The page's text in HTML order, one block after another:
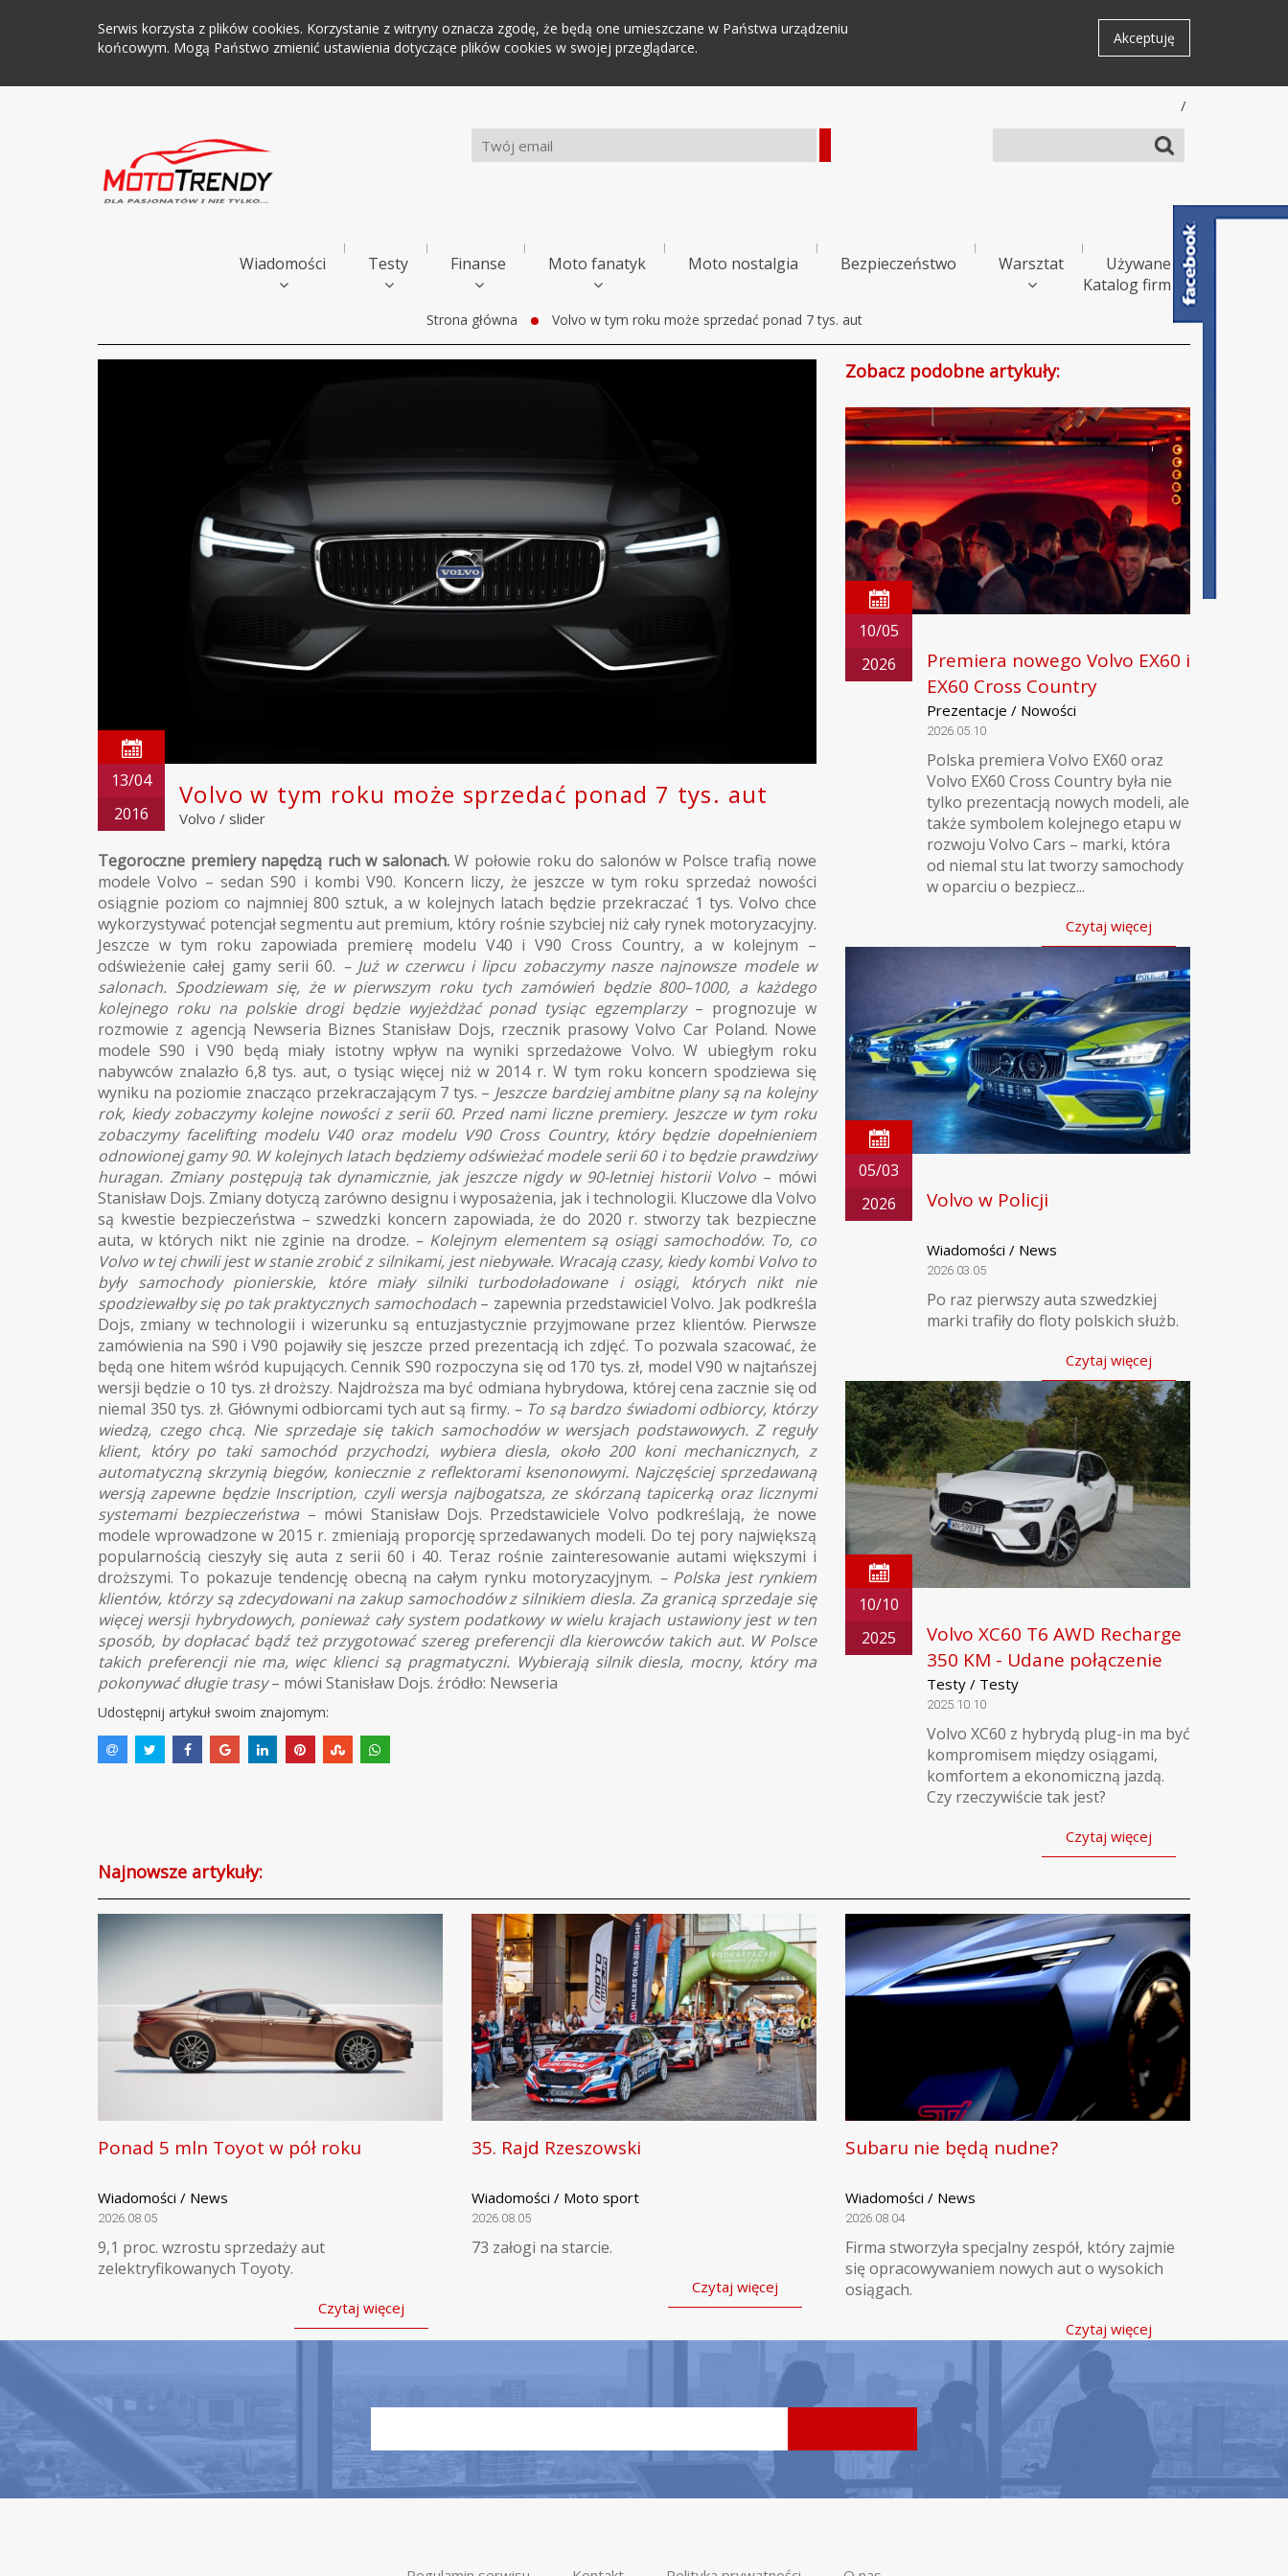
Serwis korzysta z plików cookies. Korzystanie z witryny oznacza zgodę, że będą one umieszczane w Państwa urządzeniu
końcowym. Mogą Państwo zmienić ustawienia dotyczące plików cookies w swojej przeglądarce.
Akceptuję
/
Wiadomości Testy Finanse Moto fanatyk Moto nostalgia Bezpieczeństwo Warsztat
Używane
Katalog firm
Strona główna Volvo w tym roku może sprzedać ponad 7 tys. aut
13/04
2016
Volvo w tym roku może sprzedać ponad 7 tys. aut
Volvo / slider
Tegoroczne premiery napędzą ruch w salonach.W połowie roku do salonów w Polsce trafią nowe
modele Volvo – sedan S90 i kombi V90. Koncern liczy, że jeszcze w tym roku sprzedaż nowości
osiągnie poziom co najmniej 800 sztuk, a w kolejnych latach będzie przekraczać 1 tys. Volvo chce
wykorzystywać potencjał segmentu aut premium, który rośnie szybciej niż cały rynek motoryzacyjny.
Jeszcze w tym roku zapowiada premierę modelu V40 i V90 Cross Country, a w kolejnym –
odświeżenie całej gamy serii 60. – Już w czerwcu i lipcu zobaczymy nasze najnowsze modele w
salonach. Spodziewam się, że w pierwszym roku tych zamówień będzie 800–1000, a każdego
kolejnego roku na polskie drogi będzie wyjeżdżać ponad tysiąc egzemplarzy– prognozuje w
rozmowie z agencją Newseria Biznes Stanisław Dojs, rzecznik prasowy Volvo Car Poland. Nowe
modele S90 i V90 będą miały istotny wpływ na wyniki sprzedażowe Volvo. W ubiegłym roku
nabywców znalazło 6,8 tys. aut, o tysiąc więcej niż w 2014 r. W tym roku koncern spodziewa się
wyniku na poziomie znacząco przekraczającym 7 tys. – Jeszcze bardziej ambitne plany są na kolejny
rok, kiedy zobaczymy kolejne nowości z serii 60. Przed nami liczne premiery. Jeszcze w tym roku
zobaczymy facelifting modelu V40 oraz modelu V90 Cross Country, który będzie dopełnieniem
odnowionej gamy 90. W kolejnych latach będziemy odświeżać modele serii 60 i to będzie prawdziwy
huragan. Zmiany postępują tak dynamicznie, jak jeszcze nigdy w 90-letniej historii Volvo – mówi
Stanisław Dojs. Zmiany dotyczą zarówno designu i wyposażenia, jak i technologii. Kluczowe dla Volvo
są kwestie bezpieczeństwa – szwedzki koncern zapowiada, że do 2020 r. stworzy tak bezpieczne
auta, w których nikt nie zginie na drodze. – Kolejnym elementem są osiągi samochodów. To, co
Volvo w tej chwili jest w stanie zrobić z silnikami, jest niebywałe. Wracają czasy, kiedy kombi Volvo to
były samochody pionierskie, które miały silniki turbodoładowane i osiągi, których nikt nie
spodziewałby się po tak praktycznych samochodach– zapewnia przedstawiciel Volvo. Jak podkreśla
Dojs, zmiany w technologii i wizerunku są entuzjastycznie przyjmowane przez klientów. Pierwsze
zamówienia na S90 i V90 pojawiły się jeszcze przed prezentacją ich zdjęć. To pozwala szacować, że
będą one hitem wśród kupujących. Cennik S90 rozpoczyna się od 170 tys. zł, model V90 w najtańszej
wersji będzie o 10 tys. zł droższy. Najdroższa ma być odmiana hybrydowa, której cena zacznie się od
niemal 350 tys. zł. Głównymi odbiorcami tych aut są firmy. – To są bardzo świadomi odbiorcy, którzy
wiedzą, czego chcą. Nie sprzedaje się takich samochodów w wersjach podstawowych. Z reguły
klient, który po taki samochód przychodzi, wybiera diesla, około 200 koni mechanicznych, z
automatyczną skrzynią biegów, koniecznie z reflektorami ksenonowymi. Najczęściej sprzedawaną
wersją zapewne będzie Inscription, czyli wersja najbogatsza, ze skórzaną tapicerką oraz licznymi
systemami bezpieczeństwa – mówi Stanisław Dojs. Przedstawiciele Volvo podkreślają, że nowe
modele wprowadzone w 2015 r. zmieniają proporcję sprzedawanych modeli. Do tej pory największą
popularnością cieszyły się auta z serii 60 i 40. Teraz rośnie zainteresowanie autami większymi i
droższymi. To pokazuje tendencję obecną na całym rynku motoryzacyjnym. – Polska jest rynkiem
klientów, którzy są zdecydowani na zakup samochodów z silnikiem diesla. Za granicą sprzedaje się
więcej wersji hybrydowych, ponieważ cały system podatkowy w wielu krajach ustawiony jest w ten
sposób, by dopłacać bądź też przygotować szereg preferencji dla kierowców takich aut. W Polsce
takich preferencji nie ma, więc klienci są pragmatyczni. Wybierają silnik diesla, mocny, który ma
pokonywać długie trasy– mówi Stanisław Dojs. źródło: Newseria
Udostępnij artykuł swoim znajomym:
Zobacz podobne artykuły:
10/05
2026
Premiera nowego Volvo EX60 i
EX60 Cross Country
Prezentacje / Nowości
2026.05.10
Polska premiera Volvo EX60 oraz
Volvo EX60 Cross Country była nie
tylko prezentacją nowych modeli, ale
także symbolem kolejnego etapu w
rozwoju Volvo Cars – marki, która
od niemal stu lat tworzy samochody
w oparciu o bezpiecz...
Czytaj więcej
05/03
2026
Volvo w Policji
Wiadomości / News
2026.03.05
Po raz pierwszy auta szwedzkiej
marki trafiły do floty polskich służb.
Czytaj więcej
10/10
2025
Volvo XC60 T6 AWD Recharge
350 KM - Udane połączenie
Testy / Testy
2025.10.10
Volvo XC60 z hybrydą plug-in ma być
kompromisem między osiągami,
komfortem a ekonomiczną jazdą.
Czy rzeczywiście tak jest?
Czytaj więcej
Najnowsze artykuły:
Ponad 5 mln Toyot w pół roku
Wiadomości / News
2026.08.05
9,1 proc. wzrostu sprzedaży aut
zelektryfikowanych Toyoty.
Czytaj więcej
35. Rajd Rzeszowski
Wiadomości / Moto sport
2026.08.05
73 załogi na starcie.
Czytaj więcej
Subaru nie będą nudne?
Wiadomości / News
2026.08.04
Firma stworzyła specjalny zespół, który zajmie
się opracowywaniem nowych aut o wysokich
osiągach.
Czytaj więcej